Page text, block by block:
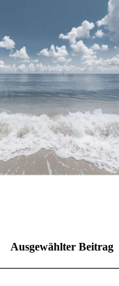
Ausgewählter Beitrag